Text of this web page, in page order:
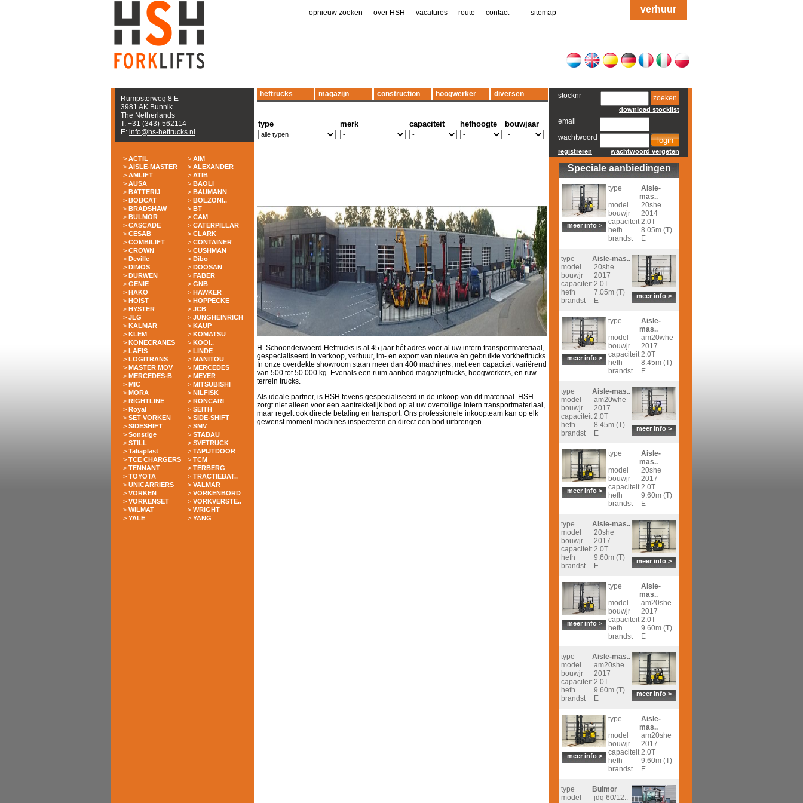
opnieuw zoeken over HSH vacatures| route contact| sitemap verhuur
Rumpsterweg 8 E
3981 AK Bunnik
The Netherlands
T: +31 (343)-562114
E: info@hs-heftrucks.nl
> ACTIL > AIM
> AISLE-MASTER > ALEXANDER
> AMLIFT > ATIB
> AUSA > BAOLI
> BATTERIJ > BAUMANN
> BOBCAT > BOLZONI..
> BRADSHAW > BT
> BULMOR > CAM
> CASCADE > CATERPILLAR
> CESAB > CLARK
> COMBILIFT > CONTAINER
> CROWN > CUSHMAN
> Deville > Dibo
> DIMOS > DOOSAN
> DURWEN > FABER
> GENIE > GNB
> HAKO > HAWKER
> HOIST > HOPPECKE
> HYSTER > JCB
> JLG > JUNGHEINRICH
> KALMAR > KAUP
> KLEM > KOMATSU
> KONECRANES > KOOI..
> LAFIS > LINDE
> LOGITRANS > MANITOU
> MASTER MOV > MERCEDES
> MERCEDES-B > MEYER
> MIC > MITSUBISHI
> MORA > NILFISK
> RIGHTLINE > RONCARI
> Royal > SEITH
> SET VORKEN > SIDE-SHIFT
> SIDESHIFT > SMV
> Sonstige > STABAU
> STILL > SVETRUCK
> Taliaplast > TAPIJTDOOR
> TCE CHARGERS > TCM
> TENNANT > TERBERG
> TOYOTA > TRACTIEBAT..
> UNICARRIERS > VALMAR
> VORKEN > VORKENBORD
> VORKENSET > VORKVERSTE..
> WILMAT > WRIGHT
> YALE > YANG
heftrucks magazijn construction hoogwerker diversen
type merk capaciteit hefhoogte bouwjaar
H. Schoonderwoerd Heftrucks is al 45 jaar hét adres voor al uw intern transportmateriaal,
gespecialiseerd in verkoop, verhuur, im- en export van nieuwe én gebruikte vorkheftrucks.
In onze overdekte showroom staan meer dan 400 machines, met een capaciteit variërend
van 500 tot 50.000 kg. Evenals een ruim aanbod magazijntrucks, hoogwerkers, en ruw
terrein trucks.
Als ideale partner, is HSH tevens gespecialiseerd in de inkoop van dit materiaal. HSH
zorgt niet alleen voor een aantrekkelijk bod op al uw overtollige intern transportmateriaal,
maar regelt ook directe betaling en transport. Ons professionele inkoopteam kan op elk
gewenst moment machines inspecteren en direct een bod uitbrengen.
stocknr zoeken
download stocklist
email
wachtwoord
registreren wachtwoord vergeten
Speciale aanbiedingen
meer info >
type
Aisle-
mas..
model
20she
bouwjr
2014
capaciteit2.0T
hefh
8.05m (T)
brandst
E
type Aisle-mas..
meer info >
model
20she
bouwjr
2017
capaciteit2.0T
hefh
7.05m (T)
brandst
E
meer info >
type
Aisle-
mas..
model
am20whe
bouwjr
2017
capaciteit2.0T
hefh
8.45m (T)
brandst
E
type Aisle-mas..
meer info >
model
am20whe
bouwjr
2017
capaciteit2.0T
hefh
8.45m (T)
brandst
E
meer info >
type
Aisle-
mas..
model
20she
bouwjr
2017
capaciteit2.0T
hefh
9.60m (T)
brandst
E
type Aisle-mas..
meer info >
model
20she
bouwjr
2017
capaciteit2.0T
hefh
9.60m (T)
brandst
E
meer info >
type
Aisle-
mas..
model
am20she
bouwjr
2017
capaciteit2.0T
hefh
9.60m (T)
brandst
E
type Aisle-mas..
meer info >
model
am20she
bouwjr
2017
capaciteit2.0T
hefh
9.60m (T)
brandst
E
meer info >
type
Aisle-
mas..
model
am20she
bouwjr
2017
capaciteit2.0T
hefh
9.60m (T)
brandst
E
type
Bulmor
model
jdq 60/12..